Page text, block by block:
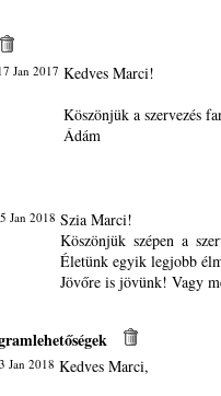
Jan 2017 Kedves Marci!
Köszönjük a szervezés
Ádám
Jan 2018 Szia Marci!
Köszönjük szépen a
Életünk egyik legjobb
Jövőre is jövünk! Vagy
Jan 2018 Kedves Marci,